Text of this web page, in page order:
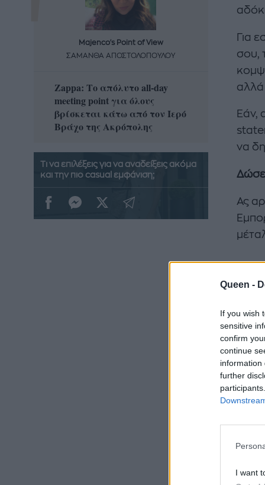
Queen -
If you wish
sensitive
confirm
continue
information
further
I want
Για
σου,
αλλά
Εάν,
να
Ας
Majenco's Point of View
ΣΑΜΑΝΘΑ ΑΠΟΣΤΟΛΟΠΟΥΛΟΥ
Zappa: Το απόλυτο all-day
meeting point για όλους
βρίσκεται κάτω από τον Ιερό
Βράχο της Ακρόπολης
Η
που
Τι να επιλέξεις για να αναδείξεις ακόμα
και την πιο casual εμφάνιση;